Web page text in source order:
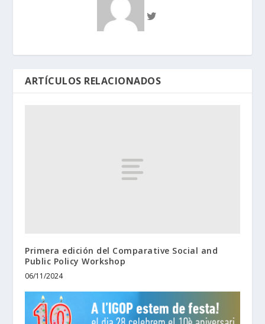
ARTÍCULOS RELACIONADOS
Primera edición del Comparative Social and
Public Policy Workshop
06/11/2024